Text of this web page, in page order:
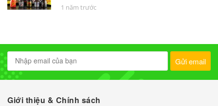
1 năm trước
Gửi email
Giới thiệu & Chính sách